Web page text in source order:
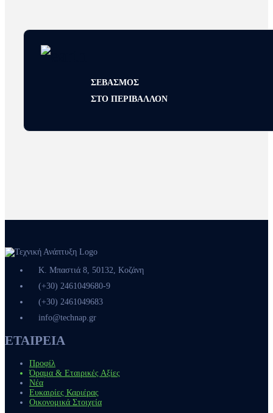
ΣΕΒΑΣΜΟΣ
ΣΤΟ ΠΕΡΙΒΑΛΛΟΝ
Κ. Μπαστιά 8, 50132, Κοζάνη
(+30) 2461049680-9
(+30) 2461049683
info@technap.gr
ΕΤΑΙΡΕΙΑ
Προφίλ
Όραμα & Εταιρικές Αξίες
Νέα
Ευκαιρίες Καριέρας
Οικονομικά Στοιχεία